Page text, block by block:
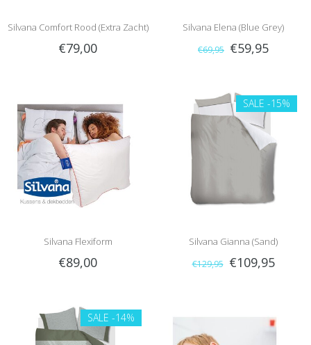
Silvana Comfort Rood (Extra Zacht)
€79,00
Silvana Elena (Blue Grey)
€69,95 €59,95
Silvana Flexiform
€89,00
SALE -15%
Silvana Gianna (Sand)
€129,95 €109,95
SALE -14%